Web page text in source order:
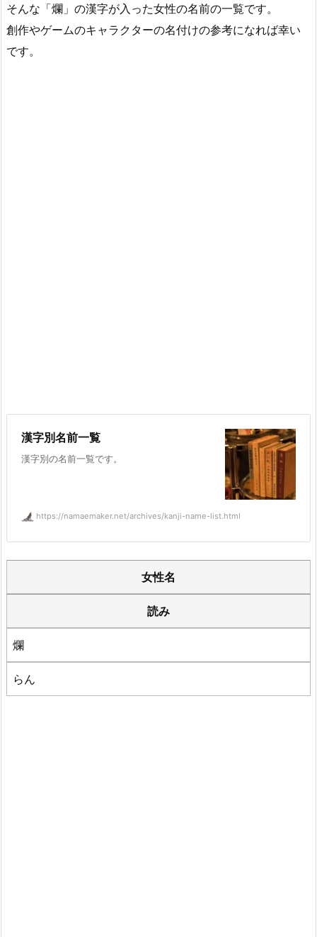
そんな「爛」の漢字が入った女性の名前の一覧です。
創作やゲームのキャラクターの名付けの参考になれば幸い
です。
漢字別名前一覧
漢字別の名前一覧です。
https://namaemaker.net/archives/kanji-name-list.html
女性名
読み
爛
らん